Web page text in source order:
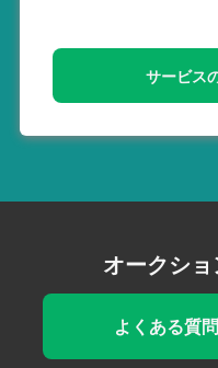
サービス
オークシ
よくある質